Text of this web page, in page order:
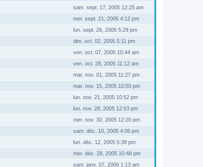
sam. sept. 17, 2005 12:25 am
mer. sept. 21, 2005 4:12 pm
lun. sept. 26, 2005 5:29 pm
dim. oct. 02, 2005 5:11 pm
ven. oct. 07, 2005 10:44 am
ven. oct. 28, 2005 11:12 am
mar. nov. 01, 2005 11:27 pm
mar. nov. 15, 2005 10:50 pm
lun. nov. 21, 2005 10:52 pm
lun. nov. 28, 2005 12:53 pm
mer. nov. 30, 2005 12:20 pm
sam. déc. 10, 2005 4:06 pm
lun. déc. 12, 2005 5:38 pm
mer. déc. 28, 2005 10:48 pm
sam. janv. 07, 2006 1:13 am